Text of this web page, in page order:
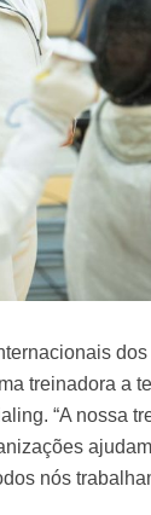
treinadora a
“A nossa
nós